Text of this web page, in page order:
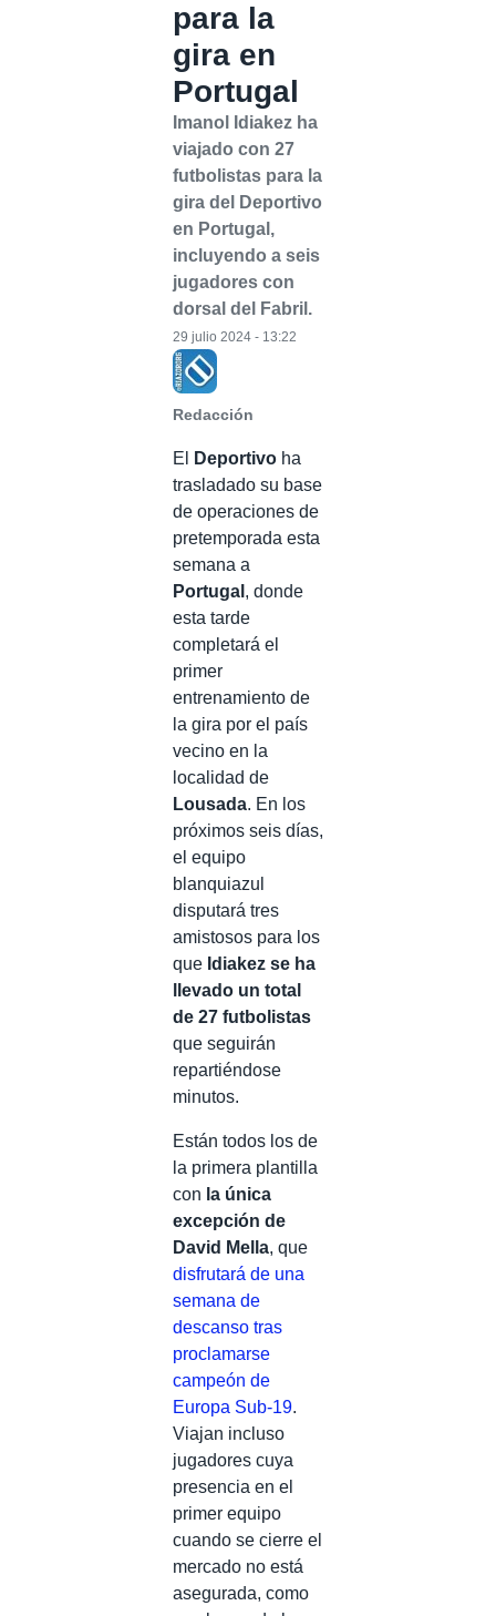
para la
gira en
Portugal
Imanol Idiakez ha
viajado con 27
futbolistas para la
gira del Deportivo
en Portugal,
incluyendo a seis
jugadores con
dorsal del Fabril.
Redacción
29 julio 2024 - 13:22
El Deportivo ha
trasladado su base
de operaciones de
pretemporada esta
semana a
Portugal , donde
esta tarde
completará el
primer
entrenamiento de
la gira por el país
vecino en la
localidad de
Lousada. En los
próximos seis días,
el equipo
blanquiazul
disputará tres
amistosos para los
que Idiakez se ha
llevado un total
de 27 futbolistas
que seguirán
repartiéndose
minutos.
Están todos los de
la primera plantilla
con la única
excepción de
David Mella, que
disfrutará de una
semana de
descanso tras
proclamarse
campeón de
Europa Sub-19.
Viajan incluso
jugadores cuya
presencia en el
primer equipo
cuando se cierre el
mercado no está
asegurada, como